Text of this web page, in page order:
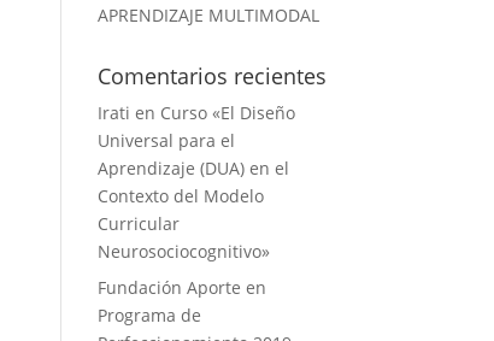
APRENDIZAJE MULTIMODAL
Comentarios recientes
Irati en Curso «El Diseño
Universal para el
Aprendizaje (DUA) en el
Contexto del Modelo
Curricular
Neurosociocognitivo»
Fundación Aporte en
Programa de